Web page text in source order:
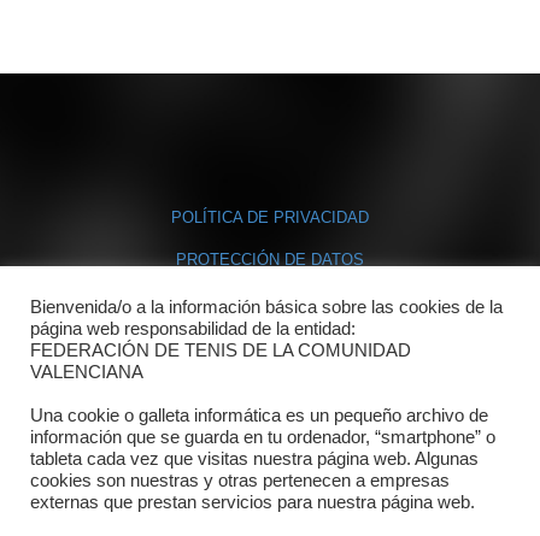
POLÍTICA DE PRIVACIDAD
PROTECCIÓN DE DATOS
POLÍTICA DE COOKIES
Dónde estamos
Directorio departamentos
Horario
Bienvenida/o a la información básica sobre las cookies de la
página web responsabilidad de la entidad:
FEDERACIÓN DE TENIS DE LA COMUNIDAD
VALENCIANA
Una cookie o galleta informática es un pequeño archivo de
información que se guarda en tu ordenador, “smartphone” o
tableta cada vez que visitas nuestra página web. Algunas
cookies son nuestras y otras pertenecen a empresas
externas que prestan servicios para nuestra página web.